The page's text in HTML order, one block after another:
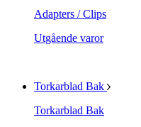
Adapters / Clips
Utgående varor
Torkarblad Bak
Torkarblad Bak